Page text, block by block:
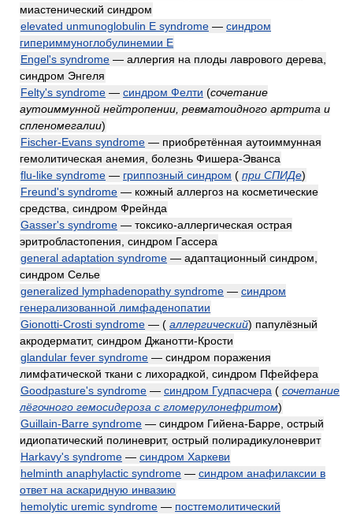
миастенический синдром
elevated unmunoglobulin Е syndrome — синдром
гипериммуноглобулинемии E
Engel's syndrome — аллергия на плоды лаврового дерева,
синдром Энгеля
Felty's syndrome — синдром Фелти (сочетание
аутоиммунной нейтропении, ревматоидного артрита и
спленомегалии)
Fischer-Evans syndrome — приобретённая аутоиммунная
гемолитическая анемия, болезнь Фишера-Эванса
flu-like syndrome — гриппозный синдром ( при СПИДе)
Freund's syndrome — кожный аллергоз на косметические
средства, синдром Фрейнда
Gasser's syndrome — токсико-аллергическая острая
эритробластопения, синдром Гассера
general adaptation syndrome — адаптационный синдром,
синдром Селье
generalized lymphadenopathy syndrome — синдром
генерализованной лимфаденопатии
Gionotti-Crosti syndrome — ( аллергический) папулёзный
акродерматит, синдром Джанотти-Крости
glandular fever syndrome — синдром поражения
лимфатической ткани с лихорадкой, синдром Пфейфера
Goodpasture's syndrome — синдром Гудпасчера ( сочетание
лёгочного гемосидероза с гломерулонефритом)
Guillain-Barre syndrome — синдром Гийена-Барре, острый
идиопатический полиневрит, острый полирадикулоневрит
Harkavy's syndrome — синдром Харкеви
helminth anaphylactic syndrome — синдром анафилаксии в
ответ на аскаридную инвазию
hemolytic uremic syndrome — постгемолитический